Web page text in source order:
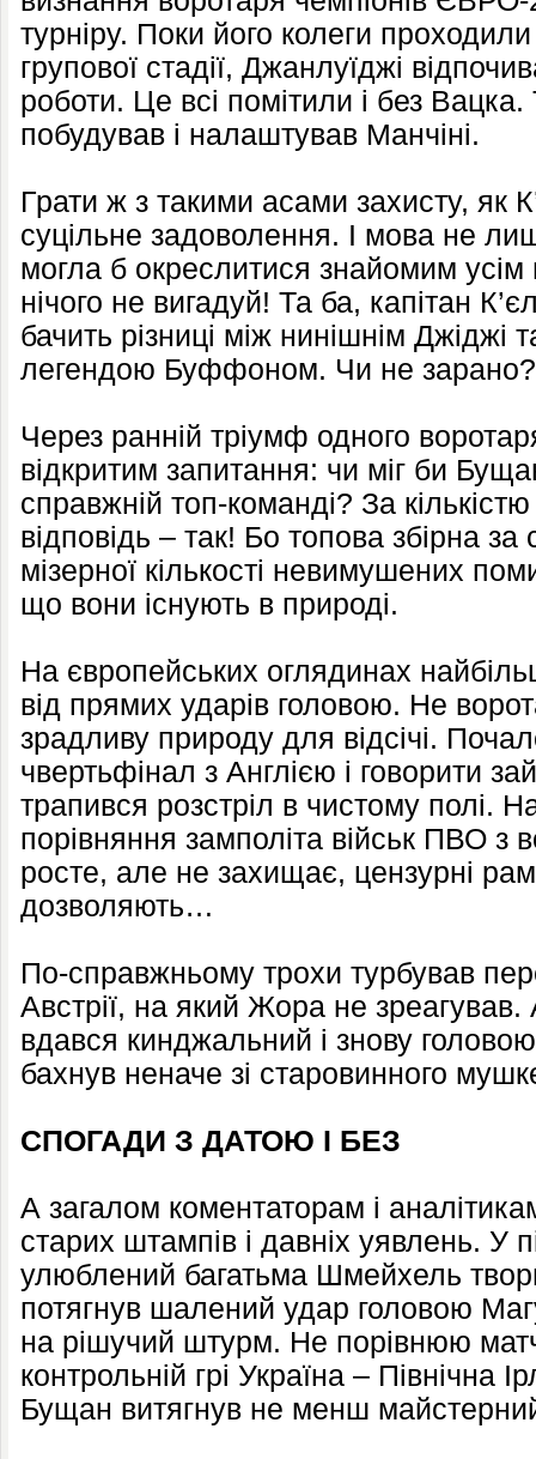
турніру. Поки його колеги
групової стадії, Джанлуїджі
роботи. Це всі помітили і без
побудував і налаштував Манчіні.
Грати ж з такими асами захисту, як
суцільне задоволення. І мова не
могла б окреслитися знайомим усім
нічого не вигадуй! Та ба, капітан
бачить різниці між нинішнім
легендою Буффоном. Чи не
Через ранній тріумф одного
відкритим запитання: чи міг би
справжній топ-команді? За
відповідь – так! Бо топова збірна
мізерної кількості невимушених
що вони існують в природі.
На європейських оглядинах
від прямих ударів головою. Не
зрадливу природу для відсічі.
чвертьфінал з Англією і говорити
трапився розстріл в чистому полі.
порівняння замполіта військ ПВО
росте, але не захищає, цензурні
дозволяють…
По-справжньому трохи турбував
Австрії, на який Жора не
вдався кинджальний і знову
бахнув неначе зі старовинного
СПОГАДИ З ДАТОЮ І БЕЗ
А загалом коментаторам і
старих штампів і давніх уявлень. У
улюблений багатьма Шмейхель
потягнув шалений удар головою
на рішучий штурм. Не порівнюю
контрольній грі Україна – Північна
Бущан витягнув не менш